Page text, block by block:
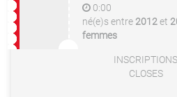
0:00
né(e)s entre 2012et
femmes
INSCRIPTIONS
CLOSES